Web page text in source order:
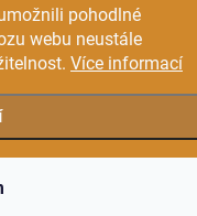
pohodlné
webu neustále
Více informací